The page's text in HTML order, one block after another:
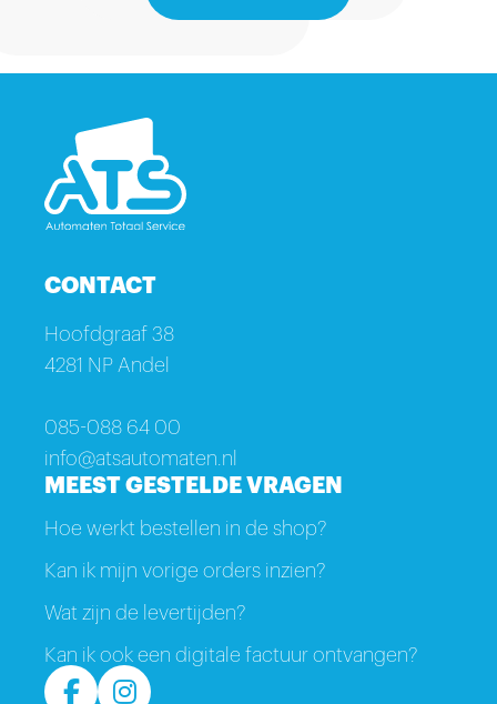
CONTACT
Hoofdgraaf 38
4281 NP Andel
085-088 64 00
info@atsautomaten.nl
MEEST GESTELDE VRAGEN
Hoe werkt bestellen in de shop?
Kan ik mijn vorige orders inzien?
Wat zijn de levertijden?
Kan ik ook een digitale factuur ontvangen?